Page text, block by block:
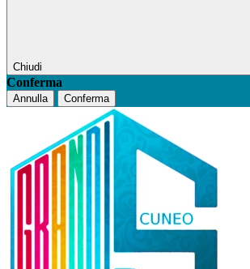
Chiudi
Conferma
Annulla Conferma